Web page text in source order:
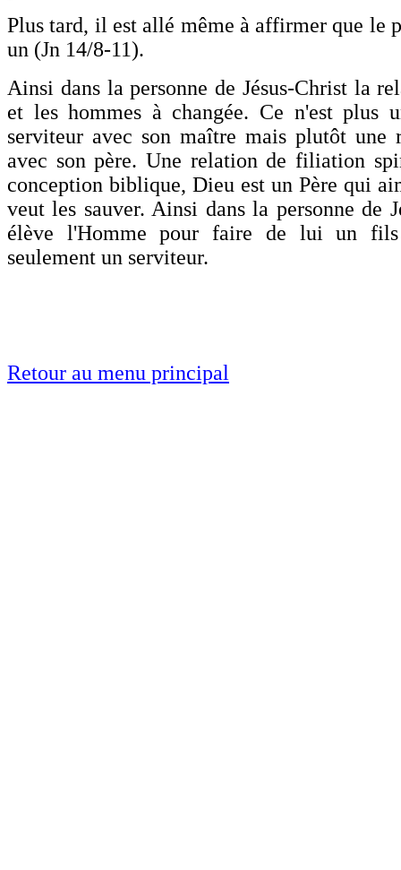
Plus tard, il est allé même à affirmer que le
un (Jn 14/8-11).
Ainsi dans la personne de Jésus-Christ la
et les hommes à changée. Ce n'est plus
serviteur avec son maître mais plutôt une
avec son père. Une relation de filiation
conception biblique, Dieu est un Père qui
veut les sauver. Ainsi dans la personne de
élève l'Homme pour faire de lui un
seulement un serviteur.
Retour au menu principal